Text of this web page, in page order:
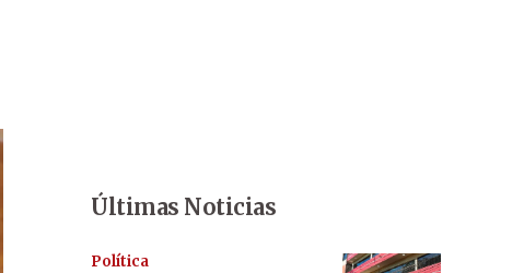
Últimas Noticias
Política